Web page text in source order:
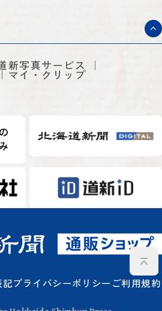
新写真サービス
マイ・クリップ
プライバシーポリシー ご利用規約